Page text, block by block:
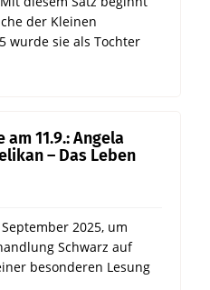
der Kleinen
wurde sie als Tochter
11.9.: Angela
– Das Leben
2025, um
Schwarz auf
besonderen Lesung